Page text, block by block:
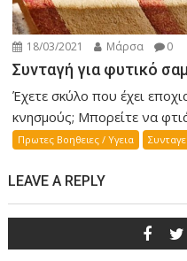
18/03/2021 Μάρσα 0
Συνταγή για φυτικό
Έχετε σκύλο που έχει
κνησμούς; Μπορείτε να
Πρωτες Βοηθειες / Υγεια
LEAVE A REPLY